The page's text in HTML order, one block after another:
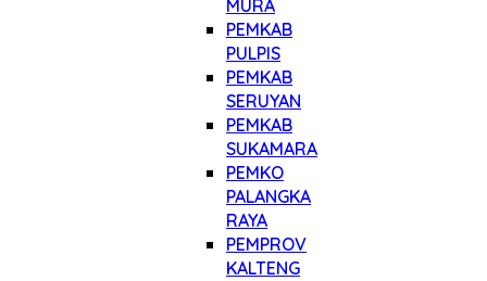
MURA
PEMKAB
PULPIS
PEMKAB
SERUYAN
PEMKAB
SUKAMARA
PEMKO
PALANGKA
RAYA
PEMPROV
KALTENG